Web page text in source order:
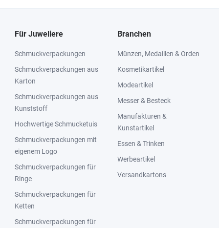
Für Juweliere
Schmuckverpackungen
Schmuckverpackungen aus
Karton
Schmuckverpackungen aus
Kunststoff
Hochwertige Schmucketuis
Schmuckverpackungen mit
eigenem Logo
Schmuckverpackungen für
Ringe
Schmuckverpackungen für
Ketten
Schmuckverpackungen für
Branchen
Münzen, Medaillen & Orden
Kosmetikartikel
Modeartikel
Messer & Besteck
Manufakturen &
Kunstartikel
Essen & Trinken
Werbeartikel
Versandkartons